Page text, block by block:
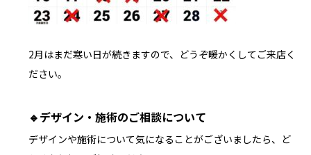
2月はまだ寒い日が続きますので、どうぞ暖かくしてご来店く
ださい。
🔹デザイン・施術のご相談について
デザインや施術について気になることがございましたら、ど